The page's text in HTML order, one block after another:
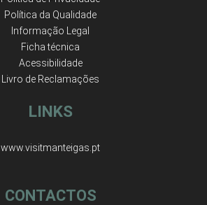
Política da Qualidade
Informação Legal
Ficha técnica
Acessibilidade
Livro de Reclamações
LINKS
www.visitmanteigas.pt
CONTACTOS